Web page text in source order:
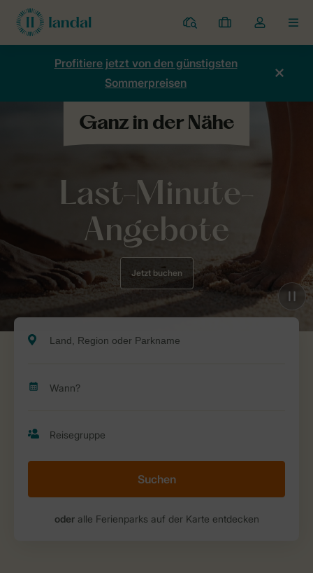
Ferienparks
Meine
Buchungen
Dropdown-
Menü
Kontos
Profitiere jetzt von den günstigsten
Sommerpreisen
Last-Minute-
Angebote
Jetzt buchen
Suchen
oderalle Ferienparks auf der Karte entdecken